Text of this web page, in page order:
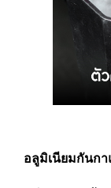
อลูมิเนียมกันกา